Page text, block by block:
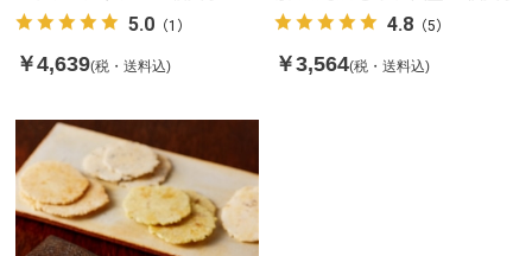
5.0 （1）
￥4,639(税・送料込)
4.8（5）
￥3,564(税・送料込)